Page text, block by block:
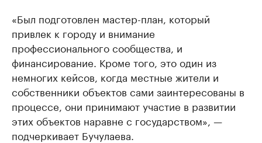
«Был подготовлен мастер-план, который
привлек к городу и внимание
профессионального сообщества, и
финансирование. Кроме того, это один из
немногих кейсов, когда местные жители и
собственники объектов сами заинтересованы в
процессе, они принимают участие в развитии
этих объектов наравне с государством», —
подчеркивает Бучулаева.